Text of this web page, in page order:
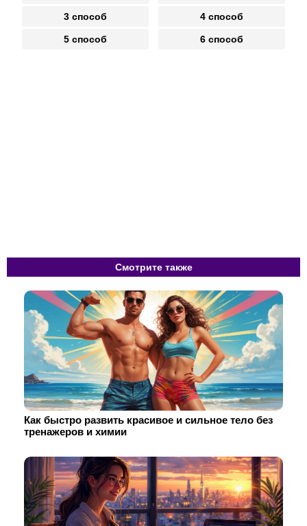
3 способ 4 способ
5 способ 6 способ
Смотрите также
Как быстро развить красивое и сильное тело без
тренажеров и химии